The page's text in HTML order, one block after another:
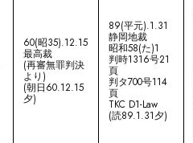
60(昭35).12.15
最高裁
(再審無罪判決
より)
(朝日60.12.15
夕)
89(平元).1.31
静岡地裁
昭和58(た)1
判時1316号21
頁
判タ700号114
頁
TKC D1-Law
(読89.1.31夕)